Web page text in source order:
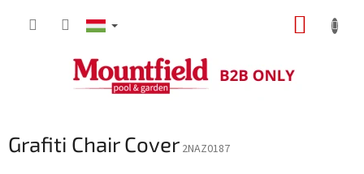
KOSÁR
Grafiti Chair Cover 2NAZ0187